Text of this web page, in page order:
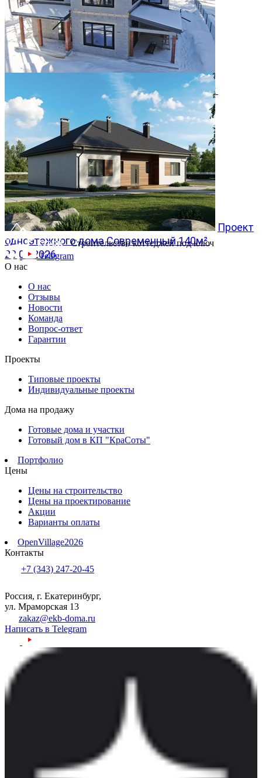
Двухэтажный дом 366м² в КП Заповедник
28.07.2026
Проект
одноэтажного дома Современный 140м²
20.07.2026
Строительство коттеджей под ключ
Telegram
О нас
О нас
Отзывы
Новости
Команда
Вопрос-ответ
Гарантии
Проекты
Типовые проекты
Индивидуальные проекты
Дома на продажу
Готовые дома и участки
Готовый дом в КП "КраСоты"
Портфолио
Цены
Цены на строительство
Цены на проектирование
Акции
Варианты оплаты
OpenVillage2026
Контакты
+7 (343) 247-20-45
Россия, г. Екатеринбург,
ул. Мраморская 13
zakaz@ekb-doma.ru
Написать в Telegram